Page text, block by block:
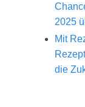
2025
Mit
die